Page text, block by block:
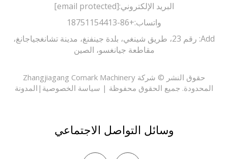
البريد الإلكتروني:[email protected]
واتساب:+86-18751154413
Add: رقم 23، طريق شينغي، بلدة جينفنغ، مدينة تشانغجياجانغ،
مقاطعة جيانغسو، الصين
حقوق النشر © شركة Zhangjiagang Comark Machinery
جميع الحقوق محفوظة |سياسة الخصوصية|المدونة
وسائل التواصل الاجتماعي